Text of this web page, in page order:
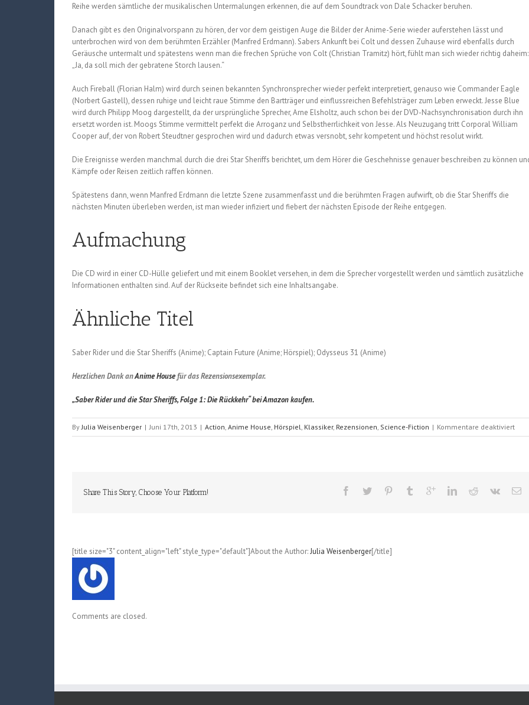
Reihe werden sämtliche der musikalischen Untermalungen erkennen, die auf dem Soundtrack von Dale Schacker beruhen.
Danach gibt es den Originalvorspann zu hören, der vor dem geistigen Auge die Bilder der Anime-Serie wieder auferstehen lässt und
unterbrochen wird von dem berühmten Erzähler (Manfred Erdmann). Sabers Ankunft bei Colt und dessen Zuhause wird ebenfalls durch
Geräusche untermalt und spätestens wenn man die frechen Sprüche von Colt (Christian Tramitz) hört, fühlt man sich wieder richtig daheim:
„Ja, da soll mich der gebratene Storch lausen.“
Auch Fireball (Florian Halm) wird durch seinen bekannten Synchronsprecher wieder perfekt interpretiert, genauso wie Commander Eagle
(Norbert Gastell), dessen ruhige und leicht raue Stimme den Bartträger und einflussreichen Befehlsträger zum Leben erweckt. Jesse Blue
wird durch Philipp Moog dargestellt, da der ursprüngliche Sprecher, Arne Elsholtz, auch schon bei der DVD-Nachsynchronisation durch ihn
ersetzt worden ist. Moogs Stimme vermittelt perfekt die Arroganz und Selbstherrlichkeit von Jesse. Als Neuzugang tritt Corporal William
Cooper auf, der von Robert Steudtner gesprochen wird und dadurch etwas versnobt, sehr kompetent und höchst resolut wirkt.
Die Ereignisse werden manchmal durch die drei Star Sheriffs berichtet, um dem Hörer die Geschehnisse genauer beschreiben zu können
Kämpfe oder Reisen zeitlich raffen können.
Spätestens dann, wenn Manfred Erdmann die letzte Szene zusammenfasst und die berühmten Fragen aufwirft, ob die Star Sheriffs die
nächsten Minuten überleben werden, ist man wieder infiziert und fiebert der nächsten Episode der Reihe entgegen.
Aufmachung
Die CD wird in einer CD-Hülle geliefert und mit einem Booklet versehen, in dem die Sprecher vorgestellt werden und sämtlich zusätzliche
Informationen enthalten sind. Auf der Rückseite befindet sich eine Inhaltsangabe.
Ähnliche Titel
Saber Rider und die Star Sheriffs (Anime); Captain Future (Anime; Hörspiel); Odysseus 31 (Anime)
Herzlichen Dank anAnime Housefür das Rezensionsexemplar.
„Saber Rider und die Star Sheriffs, Folge 1: Die Rückkehr“ bei Amazon kaufen.
By Julia Weisenberger | Juni 17th, 2013 | Action Anime House Hörspiel Klassiker, Rezensionen Science-Fiction | Kommentare deaktiviertfür
Share This Story, Choose Your Platform!
[title size="3" content_align="left" style_type="default"]About the Author:Julia Weisenberger[/title]
Comments are closed.